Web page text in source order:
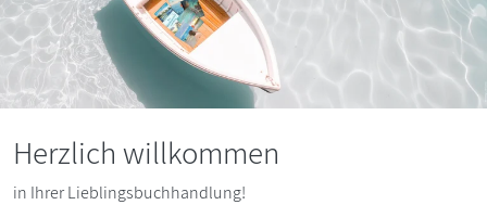
Herzlich willkommen
in Ihrer Lieblingsbuchhandlung!